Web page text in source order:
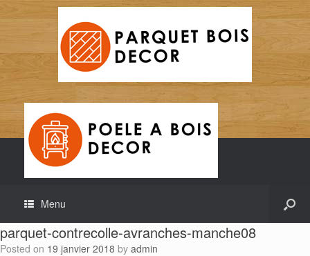
Menu
parquet-contrecolle-avranches-manche08
Posted on 19 janvier 2018 by admin